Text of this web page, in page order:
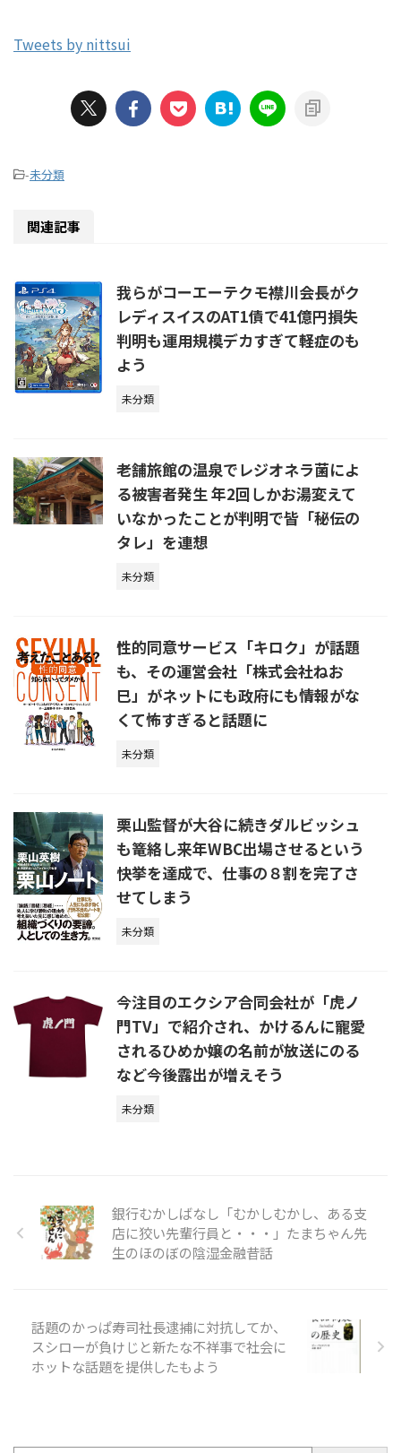
Tweets by nittsui
-未分類
関連記事
我らがコーエーテクモ襟川会長がク
レディスイスのAT1債で41億円損失
判明も運用規模デカすぎて軽症のも
よう
未分類
老舗旅館の温泉でレジオネラ菌によ
る被害者発生 年2回しかお湯変えて
いなかったことが判明で皆「秘伝の
タレ」を連想
未分類
性的同意サービス「キロク」が話題
も、その運営会社「株式会社ねお
巳」がネットにも政府にも情報がな
くて怖すぎると話題に
未分類
栗山監督が大谷に続きダルビッシュ
も篭絡し来年WBC出場させるという
快挙を達成で、仕事の８割を完了さ
せてしまう
未分類
今注目のエクシア合同会社が「虎ノ
門TV」で紹介され、かけるんに寵愛
されるひめか嬢の名前が放送にのる
など今後露出が増えそう
未分類
銀行むかしばなし「むかしむかし、ある支
店に狡い先輩行員と・・・」たまちゃん先
生のほのぼの陰湿金融昔話
話題のかっぱ寿司社長逮捕に対抗してか、
スシローが負けじと新たな不祥事で社会に
ホットな話題を提供したもよう